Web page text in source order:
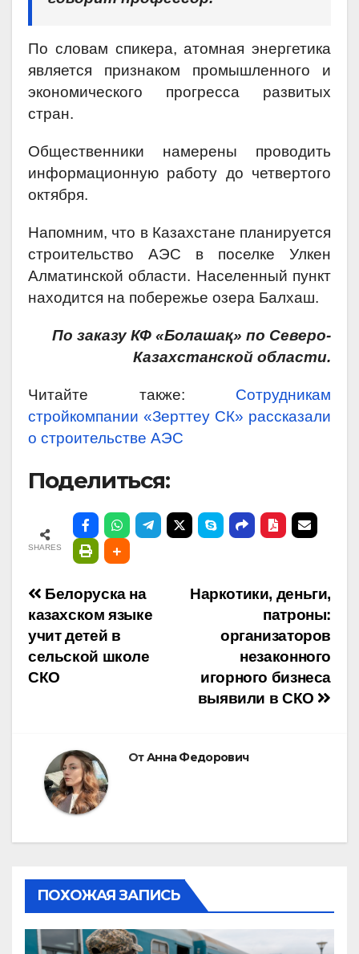
По словам спикера, атомная энергетика
является признаком промышленного и
экономического прогресса развитых
стран.
Общественники намерены проводить
информационную работу до четвертого
октября.
Напомним, что в Казахстане планируется
строительство АЭС в поселке Улкен
Алматинской области. Населенный пункт
находится на побережье озера Балхаш.
По заказу КФ «Болашақ» по Северо-
Казахстанской области.
Читайте также: Сотрудникам
стройкомпании «Зерттеу СК» рассказали
о строительстве АЭС
Поделиться:
SHARES
Навигация
по
записям
Наркотики, деньги,
патроны:
организаторов
незаконного
игорного бизнеса
выявили в СКО
Белоруска на
казахском языке
учит детей в
сельской школе
СКО
ОтАнна Федорович
ПОХОЖАЯ ЗАПИСЬ